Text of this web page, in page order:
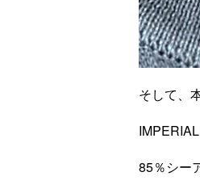
そして、
85％シー